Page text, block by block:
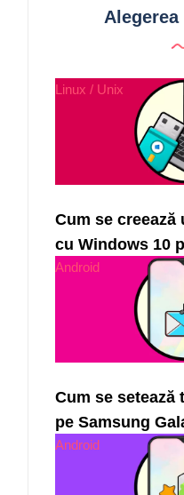
Linux / Unix
Cum se creează
cu Windows 10
Android
Cum se setează
pe Samsung
Android